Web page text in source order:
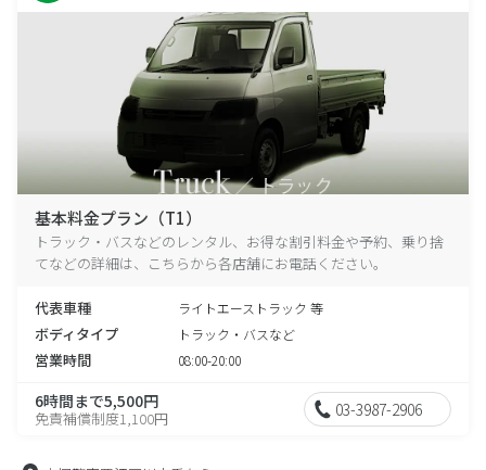
基本料金プラン（T1）
トラック・バスなどのレンタル、お得な割引料金や予約、乗り捨
てなどの詳細は、こちらから各店舗にお電話ください。
代表車種 ライトエーストラック 等
ボディタイプ トラック・バスなど
営業時間 08:00-20:00
6時間まで5,500円
免責補償制度1,100円 03-3987-2906